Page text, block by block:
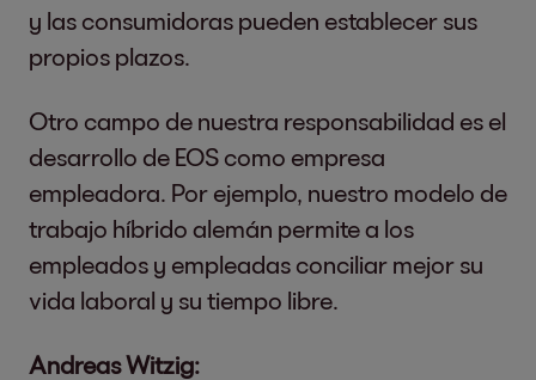
y las consumidoras pueden establecer sus
propios plazos.
Otro campo de nuestra responsabilidad es el
desarrollo de EOS como empresa
empleadora. Por ejemplo, nuestro modelo de
trabajo híbrido alemán permite a los
empleados y empleadas conciliar mejor su
vida laboral y su tiempo libre.
Andreas Witzig: